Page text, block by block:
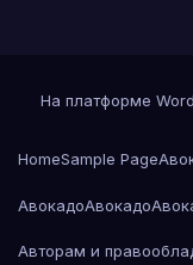
На платформе
HomeSample Page
АвокадоАвокадо
Авторам и